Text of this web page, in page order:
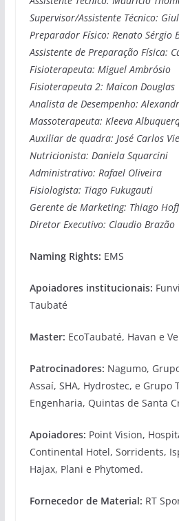
Supervisor/Assistente Técnico:
Preparador Físico: Renato Sérgio
Assistente de Preparação Física:
Fisioterapeuta: Miguel Ambrósio
Fisioterapeuta 2: Maicon Douglas
Analista de Desempenho:
Massoterapeuta: Kleeva
Auxiliar de quadra: José Carlos
Nutricionista: Daniela Squarcini
Administrativo: Rafael Oliveira
Fisiologista: Tiago Fukugauti
Gerente de Marketing: Thiago
Diretor Executivo: Claudio Brazão
Naming Rights: EMS
Apoiadores institucionais:
Taubaté
Master: EcoTaubaté, Havan e
Patrocinadores: Nagumo,
Assaí, SHA, Hydrostec, e Grupo
Engenharia, Quintas de Santa
Apoiadores: Point Vision,
Continental Hotel, Sorridents,
Hajax, Plani e Phytomed.
Fornecedor de Material: RT